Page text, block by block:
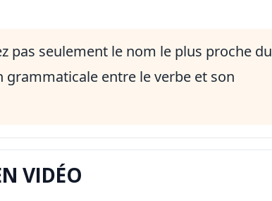
pas seulement le nom le plus proche du
grammaticale entre le verbe et son
VIDÉO